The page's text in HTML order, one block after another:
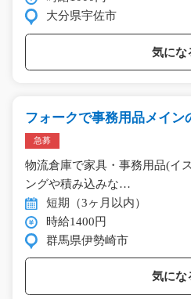
大分県宇佐市
気にな
フォークで事務用品メイン
452
急募
物流倉庫で家具・事務用品(イ
ングや積み込みな…
短期（3ヶ月以内）
時給1400円
群馬県伊勢崎市
気にな